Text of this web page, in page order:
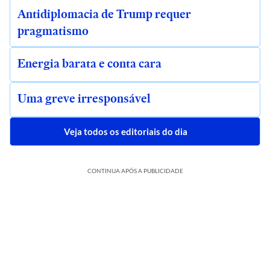
Antidiplomacia de Trump requer
pragmatismo
Energia barata e conta cara
Uma greve irresponsável
Veja todos os editoriais do dia
CONTINUA APÓS A PUBLICIDADE